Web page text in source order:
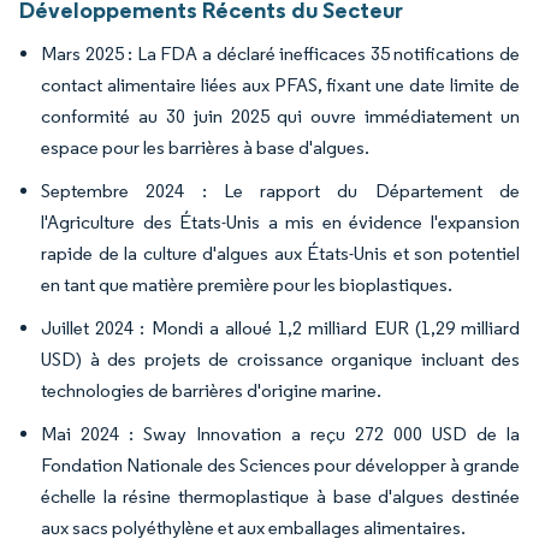
Développements Récents du Secteur
Mars 2025 : La FDA a déclaré inefficaces 35 notifications de
contact alimentaire liées aux PFAS, fixant une date limite de
conformité au 30 juin 2025 qui ouvre immédiatement un
espace pour les barrières à base d'algues.
Septembre 2024 : Le rapport du Département de
l'Agriculture des États-Unis a mis en évidence l'expansion
rapide de la culture d'algues aux États-Unis et son potentiel
en tant que matière première pour les bioplastiques.
Juillet 2024 : Mondi a alloué 1,2 milliard EUR (1,29 milliard
USD) à des projets de croissance organique incluant des
technologies de barrières d'origine marine.
Mai 2024 : Sway Innovation a reçu 272 000 USD de la
Fondation Nationale des Sciences pour développer à grande
échelle la résine thermoplastique à base d'algues destinée
aux sacs polyéthylène et aux emballages alimentaires.